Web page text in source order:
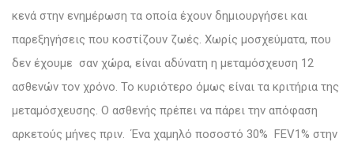
κενά στην ενημέρωση τα οποία έχουν δημιουργήσει και
παρεξηγήσεις που κοστίζουν ζωές. Χωρίς μοσχεύματα, που
δεν έχουμε σαν χώρα, είναι αδύνατη η μεταμόσχευση 12
ασθενών τον χρόνο. Το κυριότερο όμως είναι τα κριτήρια της
μεταμόσχευσης. Ο ασθενής πρέπει να πάρει την απόφαση
αρκετούς μήνες πριν. Ένα χαμηλό ποσοστό 30% FEV1% στην